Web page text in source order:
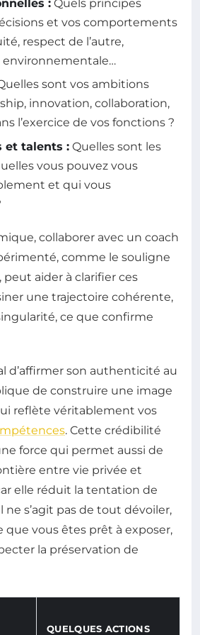
: Quels principes
et vos comportements
respect de l’autre,
environnementale…
sont vos ambitions
innovation, collaboration,
l’exercice de vos fonctions ?
et talents : Quelles sont les
vous pouvez vous
et qui vous
collaborer avec un coach
comme le souligne
peut aider à clarifier ces
une trajectoire cohérente,
ce que confirme
d’affirmer son authenticité au
de construire une image
reflète véritablement vos
. Cette crédibilité
force qui permet aussi de
entre vie privée et
elle réduit la tentation de
ne s’agit pas de tout dévoiler,
que vous êtes prêt à exposer,
la préservation de
QUELQUES ACTIONS